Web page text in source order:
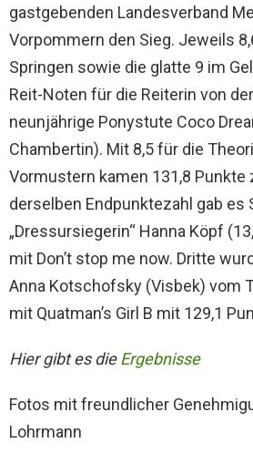
gastgebenden Landesverband
Vorpommern den Sieg. Jeweils
Springen sowie die glatte 9 im
Reit-Noten für die Reiterin von
neunjährige Ponystute Coco
Chambertin). Mit 8,5 für die
Vormustern kamen 131,8
derselben Endpunktezahl gab es
„Dressursiegerin“ Hanna Köpf
mit Don’t stop me now. Dritte
Anna Kotschofsky (Visbek) vom
mit Quatman’s Girl B mit 129,1
Hier gibt es dieErgebnisse
Fotos mit freundlicher
Lohrmann